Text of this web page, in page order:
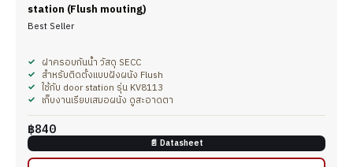
station (Flush mouting)
Best Seller
ฝาครอบกันน้ำ วัสดุ SECC
สำหรับติดตั้งแบบฝังผนัง Flush
ใช้กับ door station รุ่น KV8113
เก็บงานเรียบเสมอผนัง ดูสะอาดตา
฿840
📄 Datasheet